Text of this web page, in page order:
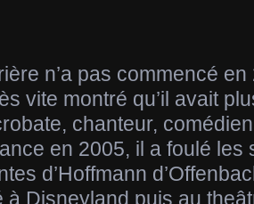
n’a pas commencé
vite montré qu’il avait
chanteur,
en 2005, il a foulé les
d’Hoffmann
à Disneyland puis au